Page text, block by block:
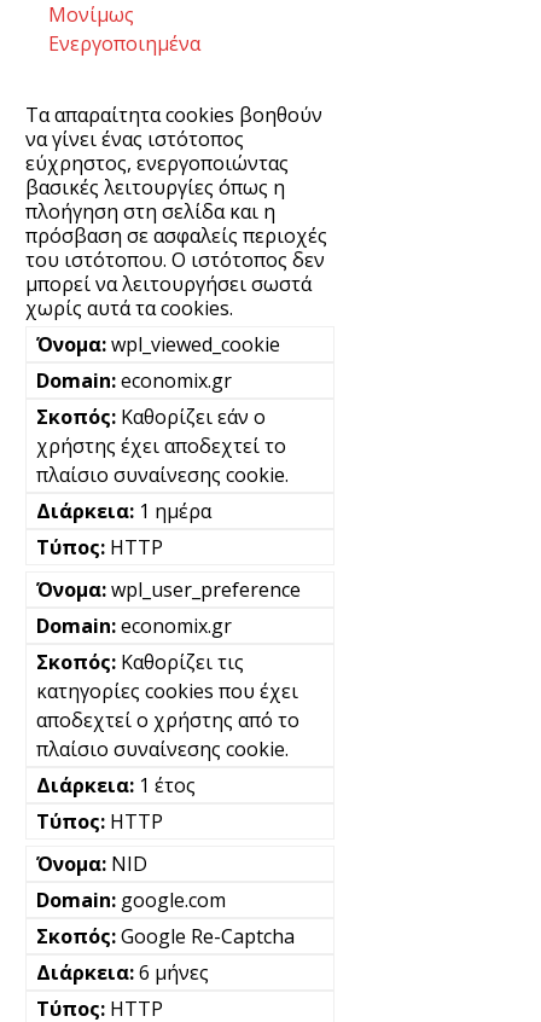
Μονίμως
Ενεργοποιημένα
Τα απαραίτητα cookies βοηθούν
να γίνει ένας ιστότοπος
εύχρηστος, ενεργοποιώντας
βασικές λειτουργίες όπως η
πλοήγηση στη σελίδα και η
πρόσβαση σε ασφαλείς περιοχές
του ιστότοπου. Ο ιστότοπος δεν
μπορεί να λειτουργήσει σωστά
χωρίς αυτά τα cookies.
wpl_viewed_cookie
economix.gr
Καθορίζει εάν ο
χρήστης έχει αποδεχτεί το
πλαίσιο συναίνεσης cookie.
1 ημέρα
HTTP
wpl_user_preference
economix.gr
Καθορίζει τις
κατηγορίες cookies που έχει
αποδεχτεί ο χρήστης από το
πλαίσιο συναίνεσης cookie.
1 έτος
HTTP
NID
google.com
Google Re-Captcha
6 μήνες
HTTP